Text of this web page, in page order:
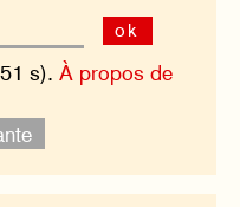
ok
s).À propos de